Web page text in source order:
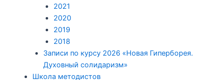
2021
2020
2019
2018
Записи по курсу 2026 «Новая Гиперборея.
Духовный солидаризм»
Школа методистов